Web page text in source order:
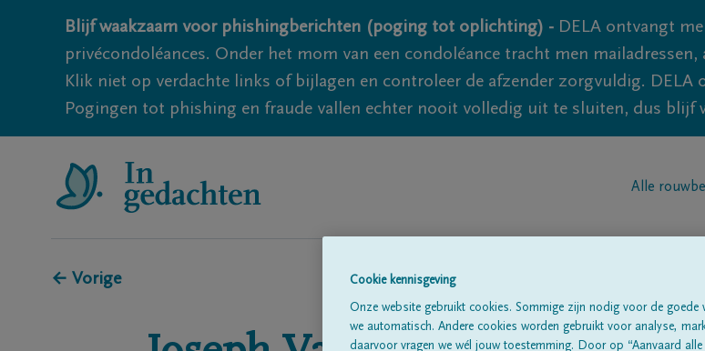
Blijf waakzaam voor phishingberichten (poging tot oplichting) - DELA ontvangt
privécondoléances. Onder het mom van een condoléance tracht men
Klik niet op verdachte links of bijlagen en controleer de afzender zorgvuldig.
Pogingen tot phishing en fraude vallen echter nooit volledig uit te sluiten, dus blijf
Alle
← Vorige Cookie kennisgeving
Onze website gebruikt cookies. Sommige zijn nodig voor de goede
we automatisch. Andere cookies worden gebruikt voor analyse,
daarvoor vragen we wél jouw toestemming. Door op “Aanvaard